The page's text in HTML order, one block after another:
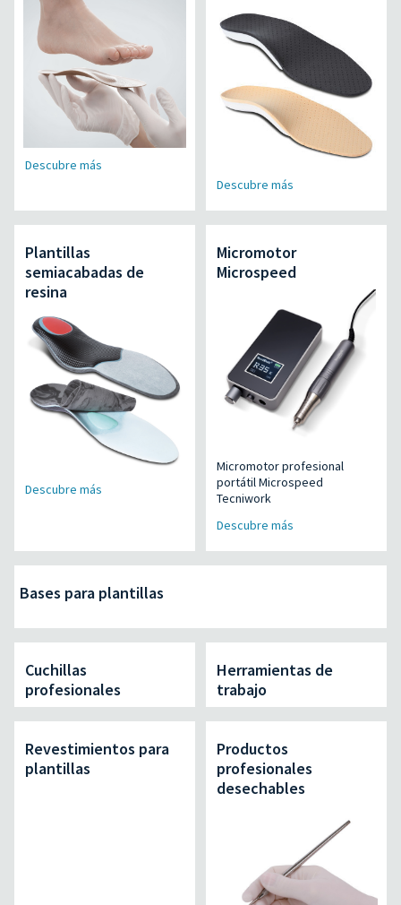
Descubre más
Descubre más
Plantillas
semiacabadas de
resina
Descubre más
Micromotor
Microspeed
Micromotor profesional
portátil Microspeed
Tecniwork
Descubre más
Bases para plantillas
Cuchillas
profesionales
Herramientas de
trabajo
Revestimientos para
plantillas
Productos
profesionales
desechables